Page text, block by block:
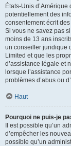
États-Unis
potentiellement des
consentement écrit
Si vous ne savez pas
moins de 13 ans
un conseiller juridique
Limited et que les
d’assistance légale et
lorsque l’assistance
problèmes d’abus ou
Haut
Pourquoi ne puis-je
Il est possible qu’un
d’empêcher les
possible qu’un